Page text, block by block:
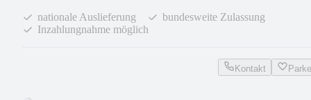
nationale Auslieferung
bundesweite Zulassung
Inzahlungnahme möglich
Kontakt